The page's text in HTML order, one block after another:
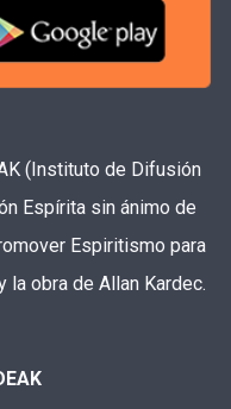
(Instituto de Difusión
Espírita sin ánimo de
Espiritismo para
la obra de Allan Kardec.